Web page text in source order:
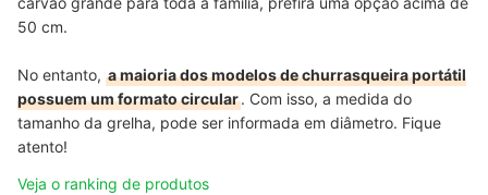
50 cm.
No entanto, a maioria dos modelos de churrasqueira portátil
possuem um formato circular. Com isso, a medida do
tamanho da grelha, pode ser informada em diâmetro. Fique
atento!
Veja o ranking de produtos